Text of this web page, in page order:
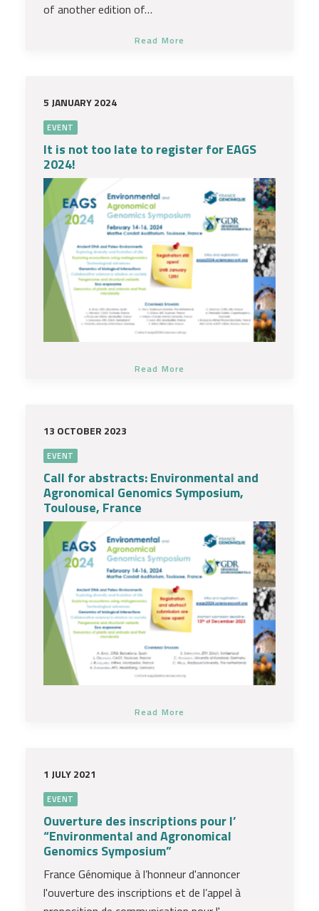
of another edition of…
Read More
5 JANUARY 2024
EVENT
It is not too late to register for EAGS
2024!
Read More
13 OCTOBER 2023
EVENT
Call for abstracts: Environmental and
Agronomical Genomics Symposium,
Toulouse, France
Read More
1 JULY 2021
EVENT
Ouverture des inscriptions pour l’
“Environmental and Agronomical
Genomics Symposium”
France Génomique à l’honneur d'annoncer
l'ouverture des inscriptions et de l’appel à